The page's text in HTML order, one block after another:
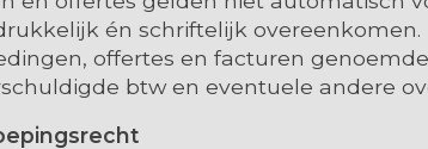
én schriftelijk overeenkomen.
offertes en facturen
btw en eventuele andere